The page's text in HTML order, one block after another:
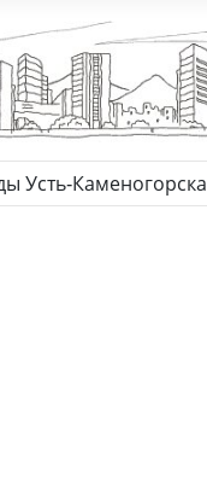
Усть-Каменогорска